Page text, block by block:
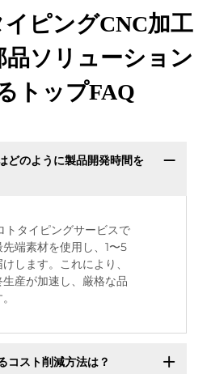
ピングCNC加工
品ソリューション
トップFAQ
どのように製品開発時間を
トタイピングサービスで
端素材を使用し、1〜5
します。これにより、
産が加速し、厳格な品
コスト削減方法は？